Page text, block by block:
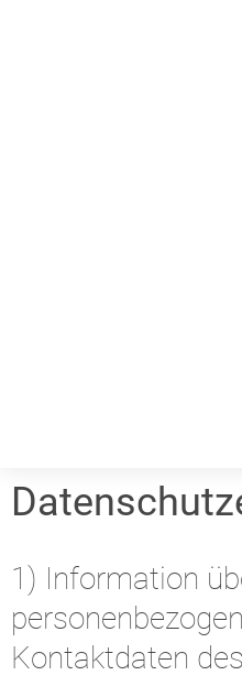
1) Information
Kontaktdaten